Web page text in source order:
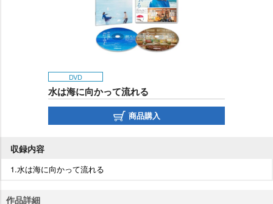
DVD
水は海に向かって流れる
商品購入
収録内容
1.水は海に向かって流れる
作品詳細